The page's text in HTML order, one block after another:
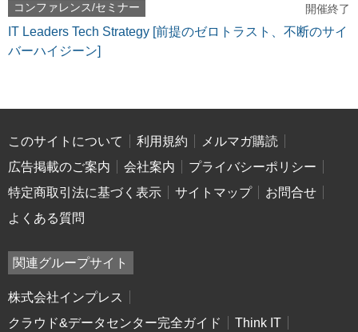
コンファレンス/セミナー 開催終了
IT Leaders Tech Strategy [前提のゼロトラスト、不断のサイ
バーハイジーン]
このサイトについて 利用規約
メルマガ購読
広告掲載のご案内
会社案内
プライバシーポリシー
特定商取引法に基づく表示
サイトマップ
お問合せ
よくある質問
関連グループサイト
株式会社インプレス
クラウド&データセンター完全ガイド
Think IT